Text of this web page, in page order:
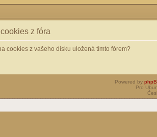
z fóra
cookies z vašeho disku uložená tímto fórem?
Powered by
Pro